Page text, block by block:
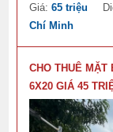
Giá:65 triệu
Chí Minh
CHO THUÊ MẶT
6X20 GIÁ 45